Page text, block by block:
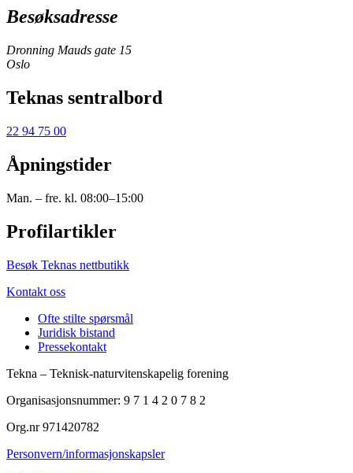
Besøksadresse
Dronning Mauds gate 15
Oslo
Teknas sentralbord
22 94 75 00
Åpningstider
Man. – fre. kl. 08:00–15:00
Profilartikler
Besøk Teknas nettbutikk
Kontakt oss
Ofte stilte spørsmål
Juridisk bistand
Pressekontakt
Tekna – Teknisk-naturvitenskapelig forening
Organisasjonsnummer: 9 7 1 4 2 0 7 8 2
Org.nr 971420782
Personvern/informasjonskapsler